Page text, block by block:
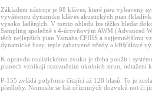
Základem nástroje je 88 kláves, které jsou vybaveny
vyváženou dynamiku kláves akustických pian
vysoko laděných. V tomto ohledu lze těžko hledat
Sampling společně s 4-úrovňovým AWM (Advanced
těch nejlepších pian Yamaha CFIIIS a nejjemnějšímu
dynamické basy, teple zabarvené středy a křišťálové
K opravdu realistickému zvuku je třeba použít i
pianech vznikají rozezněním okolních strun, odtažení
P-155 zvládá polyfonie čítající až 128 hlasů. To je
předlohy. Nemusíte se bát oříznutých dozvuků not či